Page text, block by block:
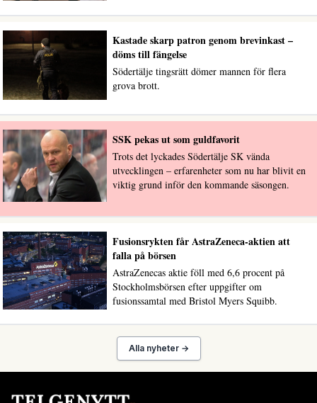
Kastade skarp patron genom brevinkast –
döms till fängelse
Södertälje tingsrätt dömer mannen för flera
grova brott.
SSK pekas ut som guldfavorit
Trots det lyckades Södertälje SK vända
utvecklingen – erfarenheter som nu har blivit en
viktig grund inför den kommande säsongen.
Fusionsrykten får AstraZeneca-aktien att
falla på börsen
AstraZenecas aktie föll med 6,6 procent på
Stockholmsbörsen efter uppgifter om
fusionssamtal med Bristol Myers Squibb.
Alla nyheter →